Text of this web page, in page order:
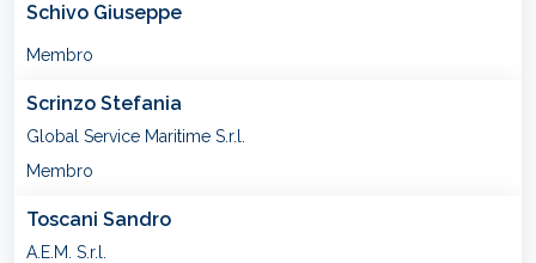
Schivo Giuseppe
Membro
Scrinzo Stefania
Global Service Maritime S.r.l.
Membro
Toscani Sandro
A.E.M. S.r.l.